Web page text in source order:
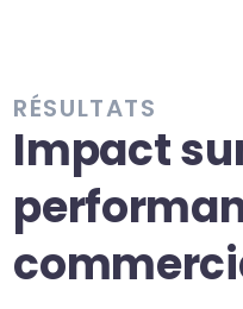
RÉSULTATS
Impact